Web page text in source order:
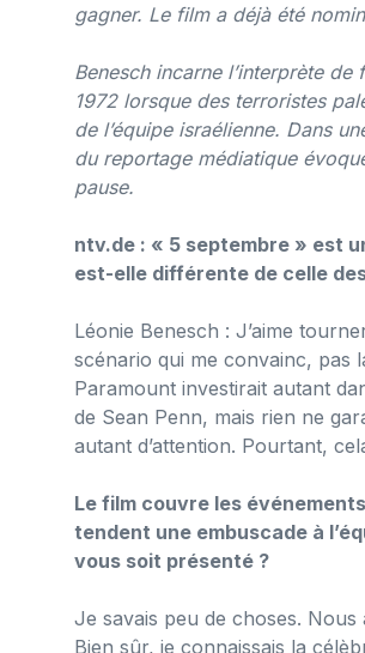
gagner. Le film a déjà été
Benesch incarne l’interprète
1972 lorsque des terroristes
de l’équipe israélienne. Dans
du reportage médiatique
pause.
ntv.de : « 5 septembre » est
est-elle différente de celle
Léonie Benesch : J’aime
scénario qui me convainc, pas
Paramount investirait autant
de Sean Penn, mais rien ne
autant d’attention. Pourtant,
Le film couvre les
tendent une embuscade à
vous soit présenté ?
Je savais peu de choses. Nous
Bien sûr, je connaissais la